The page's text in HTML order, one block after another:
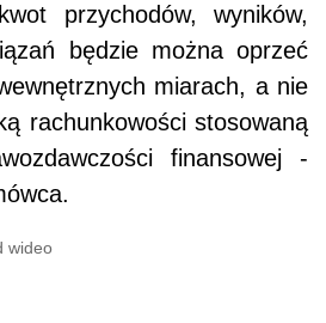
przychodów, wyników,
będzie można oprzeć
miarach, a nie
rachunkowości stosowaną
finansowej -
wideo